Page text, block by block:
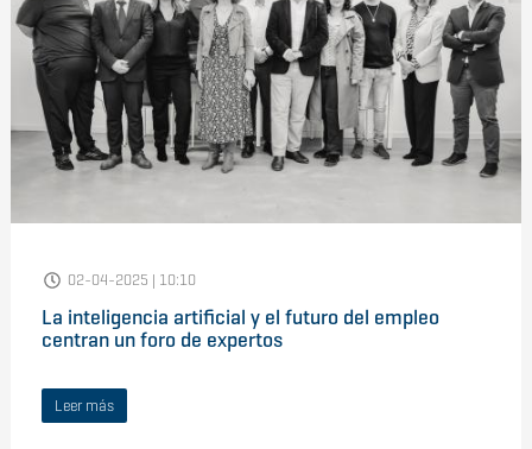
02-04-2025 | 10:10
La inteligencia artificial y el futuro del empleo
centran un foro de expertos
Leer más